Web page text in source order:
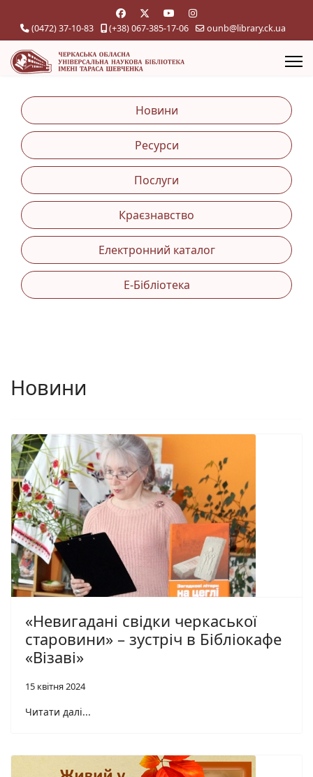
(0472) 37-10-83 (+38) 067-385-17-06 ounb@library.ck.ua
Новини
Ресурси
Послуги
Краєзнавство
Електронний каталог
Е-Бібліотека
Новини
«Невигадані свідки черкаської
старовини» – зустріч в Бібліокафе
«Візаві»
15 квітня 2024
Читати далі...